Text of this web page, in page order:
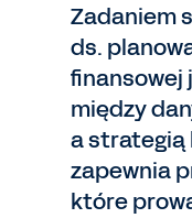
Zadaniem
ds.
finansowej
między
a strategią
zapewnia
które